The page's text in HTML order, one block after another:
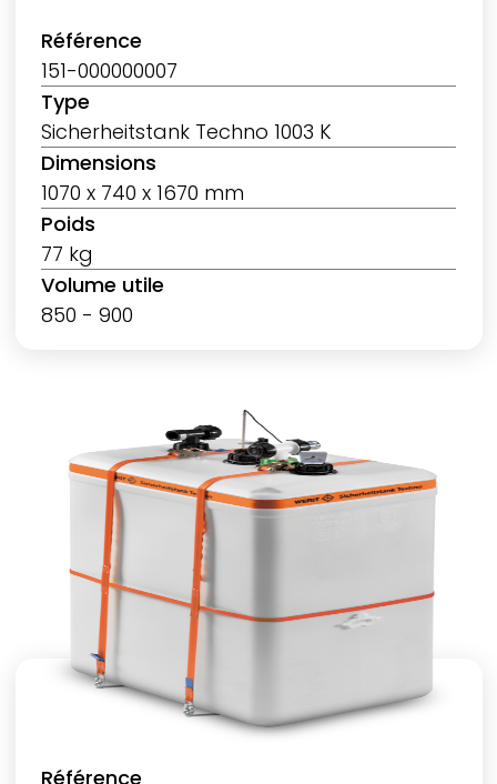
Référence
151-000000007
Type
Sicherheitstank Techno 1003 K
Dimensions
1070 x 740 x 1670 mm
Poids
77 kg
Volume utile
850 - 900
Référence